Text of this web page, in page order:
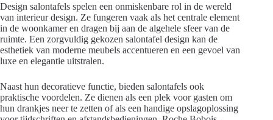
Design salontafels spelen een onmiskenbare rol in de wereld
van interieur design. Ze fungeren vaak als het centrale element
in de woonkamer en dragen bij aan de algehele sfeer van de
ruimte. Een zorgvuldig gekozen salontafel design kan de
esthetiek van moderne meubels accentueren en een gevoel van
luxe en elegantie uitstralen.
Naast hun decoratieve functie, bieden salontafels ook
praktische voordelen. Ze dienen als een plek voor gasten om
hun drankjes neer te zetten of als een handige opslagoplossing